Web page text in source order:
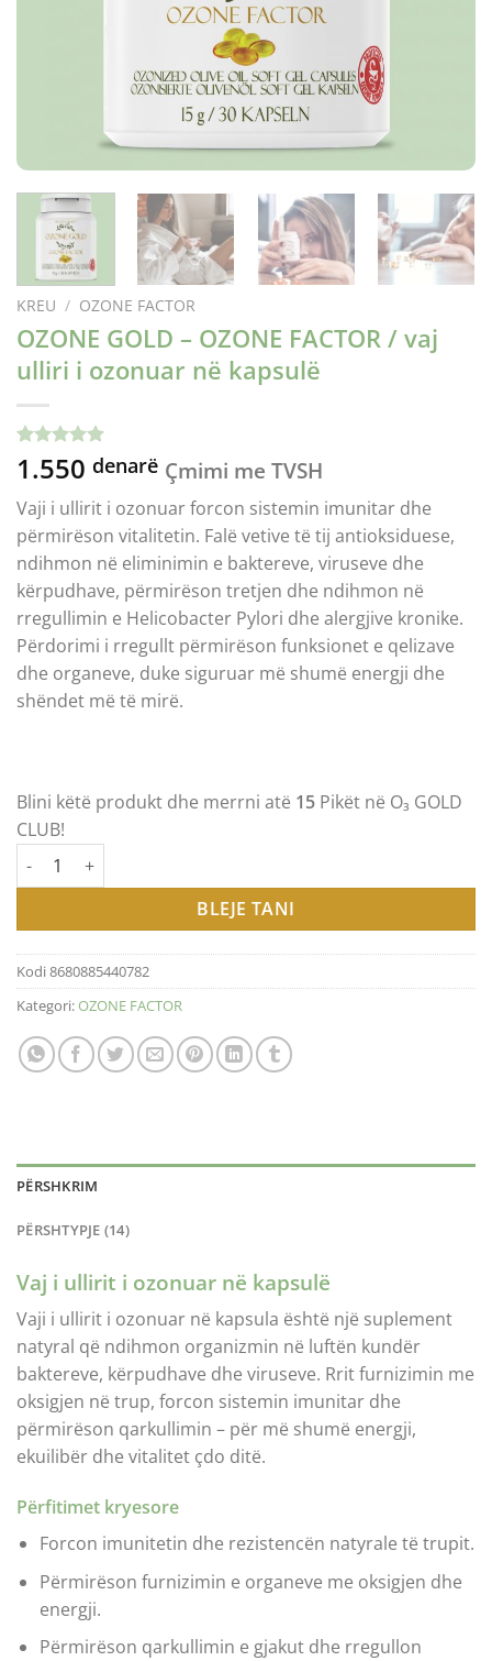
KREU / OZONE FACTOR
OZONE GOLD – OZONE FACTOR / vaj
ulliri i ozonuar në kapsulë
Vlerësuar
me5.00
gjithsej,
bazuar në
14
vlerësime
klientësh
1.550 denarë Çmimi me TVSH
Vaji i ullirit i ozonuar forcon sistemin imunitar dhe
përmirëson vitalitetin. Falë vetive të tij antioksiduese,
ndihmon në eliminimin e baktereve, viruseve dhe
kërpudhave, përmirëson tretjen dhe ndihmon në
rregullimin e Helicobacter Pylori dhe alergjive kronike.
Përdorimi i rregullt përmirëson funksionet e qelizave
dhe organeve, duke siguruar më shumë energji dhe
shëndet më të mirë.
Blini këtë produkt dhe merrni atë 15 Pikët në O₃ GOLD
CLUB!
Sasi OZONE GOLD – OZONE FACTOR / ОЗОНИРАНО
BLEJE TANI
Kodi8680885440782
Kategori:OZONE FACTOR
PËRSHKRIM
PËRSHTYPJE (14)
Vaj i ullirit i ozonuar në kapsulë
Vaji i ullirit i ozonuar në kapsula është një suplement
natyral që ndihmon organizmin në luftën kundër
baktereve, kërpudhave dhe viruseve. Rrit furnizimin me
oksigjen në trup, forcon sistemin imunitar dhe
përmirëson qarkullimin – për më shumë energji,
ekuilibër dhe vitalitet çdo ditë.
Përfitimet kryesore
Forcon imunitetin dhe rezistencën natyrale të trupit.
Përmirëson furnizimin e organeve me oksigjen dhe
energji.
Përmirëson qarkullimin e gjakut dhe rregullon